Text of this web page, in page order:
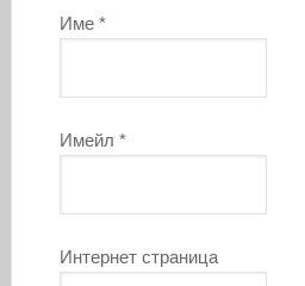
Име *
Имейл *
Интернет страница